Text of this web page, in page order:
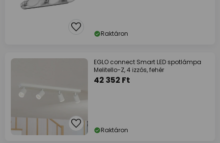
Raktáron
EGLO connect Smart LED spotlámpa
Melitello-Z, 4 izzós, fehér
42 352 Ft
Raktáron